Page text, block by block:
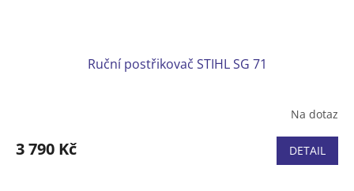
Ruční postřikovač STIHL SG 71
Na dotaz
3 790 Kč DETAIL